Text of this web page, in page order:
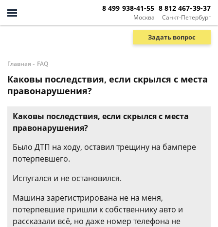
Москва
8 499 938-41-55
Санкт-Петербург
8 812 467-39-37
Задать вопрос
Главная - FAQ
Каковы последствия, если скрылся с места
правонарушения?
Каковы последствия, если скрылся с места
правонарушения?
Было ДТП на ходу, оставил трещину на бампере
потерпевшего.
Испугался и не остановился.
Машина зарегистрирована не на меня,
потерпевшие пришли к собственнику авто и
рассказали всё, но даже номер телефона не